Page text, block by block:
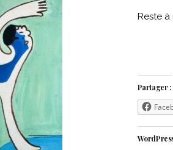
Reste à
Partager :